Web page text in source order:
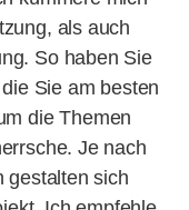
als auch
So haben Sie
Sie am besten
die Themen
Je nach
gestalten sich